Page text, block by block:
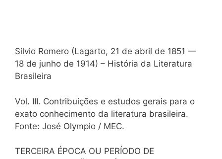
Silvio Romero (Lagarto, 21 de abril de 1851 —
18 de junho de 1914) – História da Literatura
Brasileira
Vol. III. Contribuições e estudos gerais para o
exato conhecimento da literatura brasileira.
Fonte: José Olympio / MEC.
TERCEIRA ÉPOCA OU PERÍODO DE